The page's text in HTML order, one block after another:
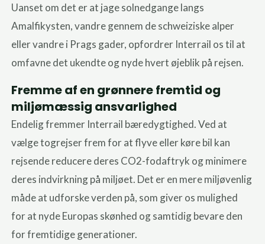
Uanset om det er at jage solnedgange langs
Amalfikysten, vandre gennem de schweiziske alper
eller vandre i Prags gader, opfordrer Interrail os til at
omfavne det ukendte og nyde hvert øjeblik på rejsen.
Fremme af en grønnere fremtid og
miljømæssig ansvarlighed
Endelig fremmer Interrail bæredygtighed. Ved at
vælge togrejser frem for at flyve eller køre bil kan
rejsende reducere deres CO2-fodaftryk og minimere
deres indvirkning på miljøet. Det er en mere miljøvenlig
måde at udforske verden på, som giver os mulighed
for at nyde Europas skønhed og samtidig bevare den
for fremtidige generationer.